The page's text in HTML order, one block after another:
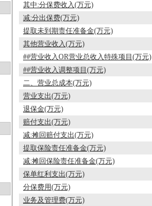
其中:分保费收入(万元)
减:分出保费(万元)
提取未到期责任准备金(万元)
其他营业收入(万元)
##营业收入OR营业总收入特殊项目(万元)
##营业收入调整项目(万元)
二、营业总成本(万元)
营业支出(万元)
退保金(万元)
赔付支出(万元)
减:摊回赔付支出(万元)
提取保险责任准备金(万元)
减:摊回保险责任准备金(万元)
保单红利支出(万元)
分保费用(万元)
业务及管理费(万元)